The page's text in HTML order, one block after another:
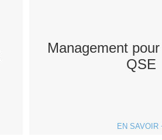
Management pour
QSE
EN SAVOIR